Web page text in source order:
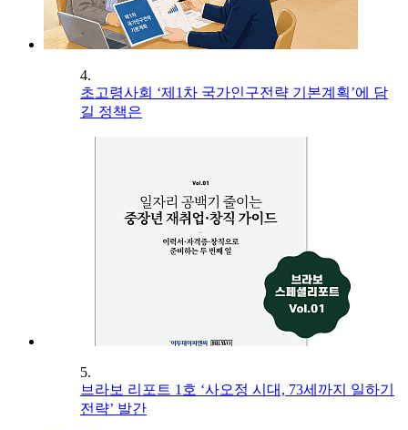
4.
초고령사회 ‘제1차 국가인구전략 기본계획’에 담
길 정책은
5.
브라보 리포트 1호 ‘사오정 시대, 73세까지 일하기
전략’ 발간